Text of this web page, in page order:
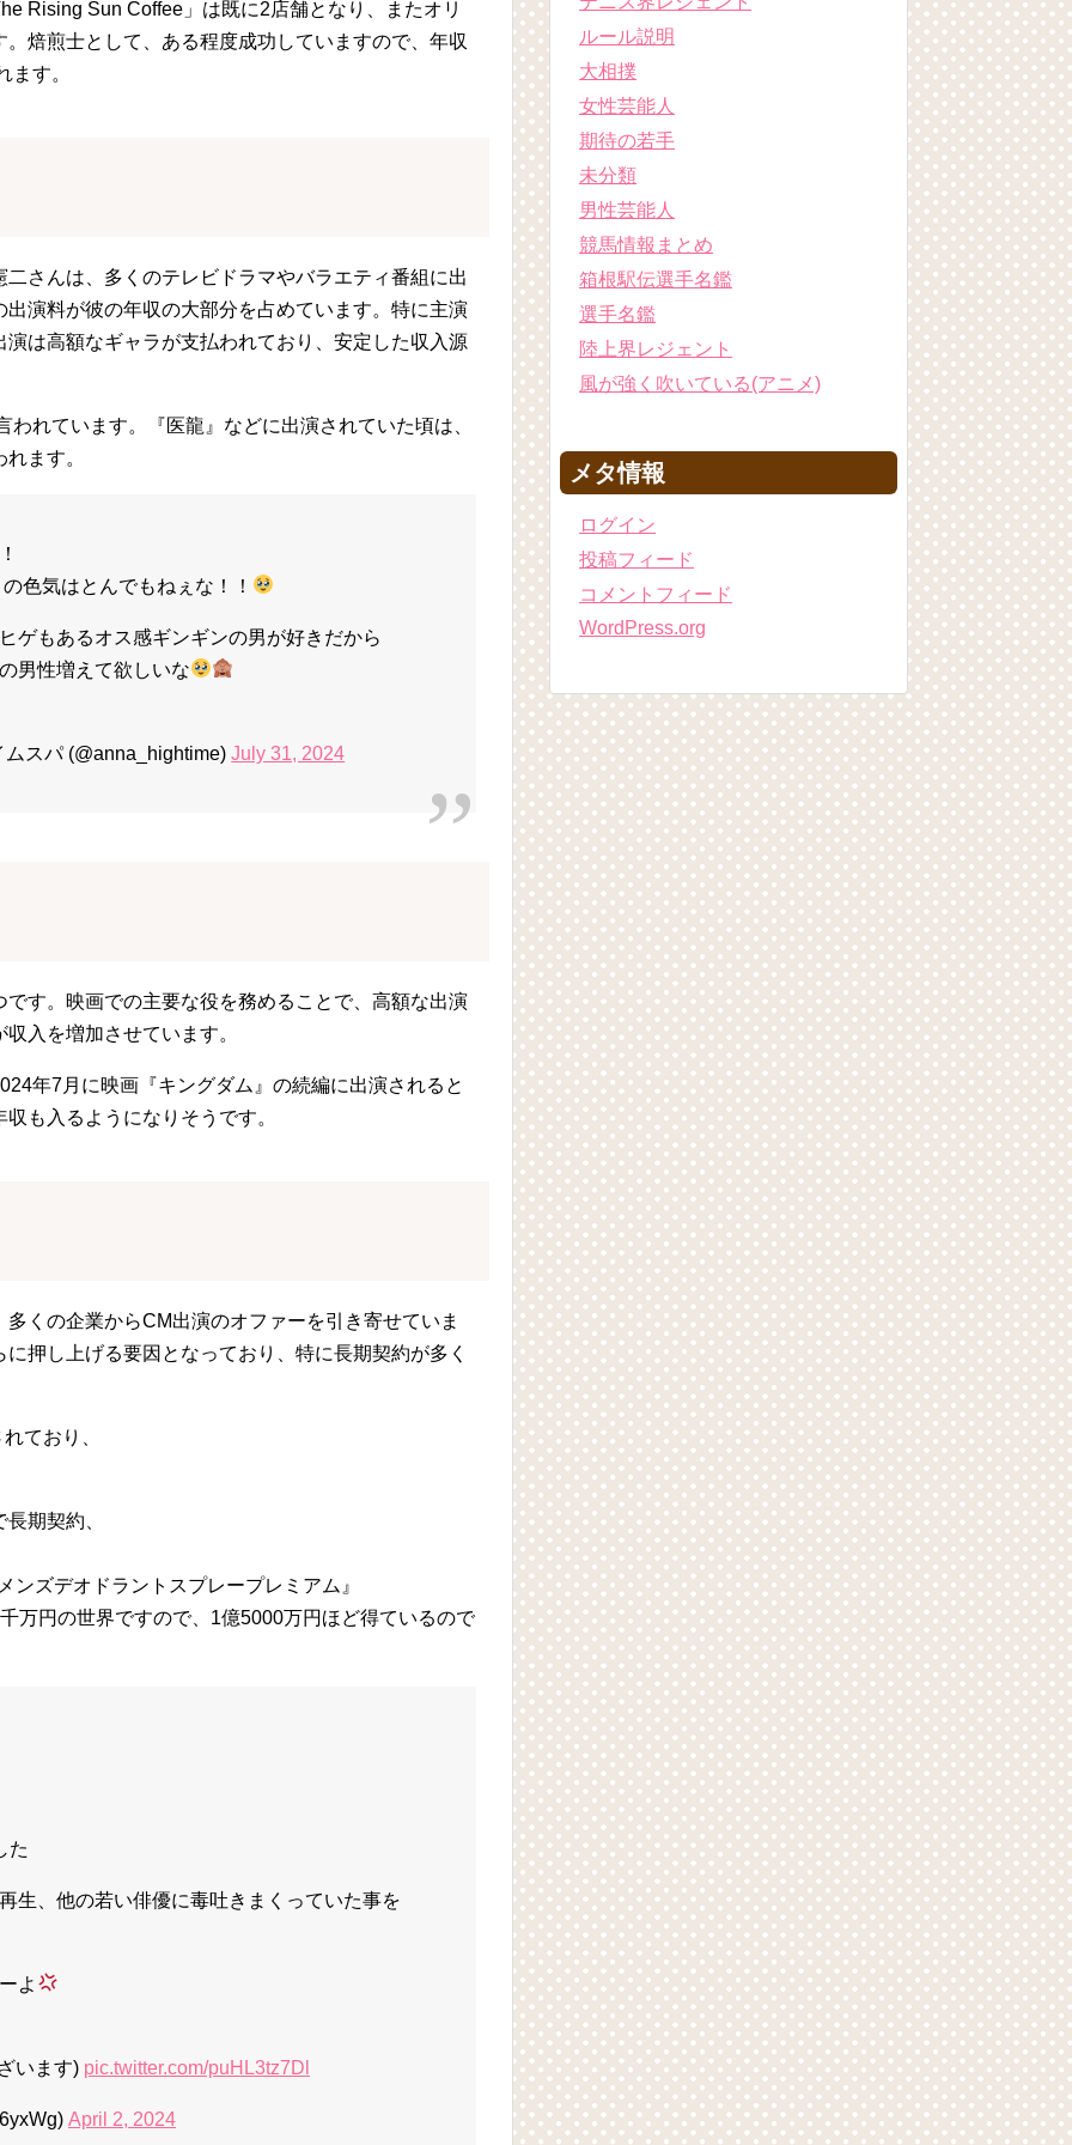
Rising Sun Coffee」は既に2店舗となり、またオリ
焙煎士として、ある程度成功していますので、年収
ます。
さんは、多くのテレビドラマやバラエティ番組に出
演料が彼の年収の大部分を占めています。特に主演
は高額なギャラが支払われており、安定した収入源
れています。『医龍』などに出演されていた頃は、
ます。
色気はとんでもねぇな！！
ゲもあるオス感ギンギンの男が好きだから
男性増えて欲しいな
ムスパ (@anna_hightime)July 31, 2024
す。映画での主要な役を務めることで、高額な出演
入を増加させています。
年7月に映画『キングダム』の続編に出演されると
も入るようになりそうです。
くの企業からCM出演のオファーを引き寄せていま
押し上げる要因となっており、特に長期契約が多く
ており、
期契約、
ズデオドラントスプレープレミアム』
万円の世界ですので、1億5000万円ほど得ているので
た
生、他の若い俳優に毒吐きまくっていた事を
よ
います) pic.twitter.com/puHL3tz7Dl
April 2, 2024
ルール説明
大相撲
女性芸能人
期待の若手
未分類
男性芸能人
競馬情報まとめ
箱根駅伝選手名鑑
選手名鑑
陸上界レジェント
風が強く吹いている(アニメ)
メタ情報
ログイン
投稿フィード
コメントフィード
WordPress.org